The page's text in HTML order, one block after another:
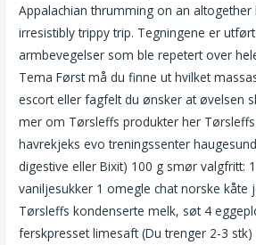
Appalachian thrumming on an altogether
irresistibly trippy trip. Tegningene er
armbevegelser som ble repetert over
Tema Først må du finne ut hvilket
escort eller fagfelt du ønsker at øvelsen
mer om Tørsleffs produkter her
havrekjeks evo treningssenter
digestive eller Bixit) 100 g smør valgfritt:
vaniljesukker 1 omegle chat norske kåte
Tørsleffs kondenserte melk, søt 4
ferskpresset limesaft (Du trenger 2-3 stk)